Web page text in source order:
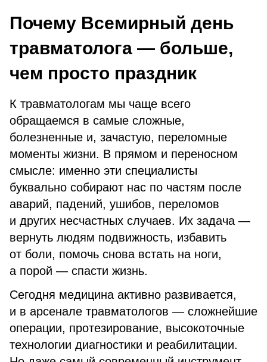
Почему Всемирный день
травматолога — больше,
чем просто праздник
К травматологам мы чаще всего
обращаемся в самые сложные,
болезненные и, зачастую, переломные
моменты жизни. В прямом и переносном
смысле: именно эти специалисты
буквально собирают нас по частям после
аварий, падений, ушибов, переломов
и других несчастных случаев. Их задача —
вернуть людям подвижность, избавить
от боли, помочь снова встать на ноги,
а порой — спасти жизнь.
Сегодня медицина активно развивается,
и в арсенале травматологов — сложнейшие
операции, протезирование, высокоточные
технологии диагностики и реабилитации.